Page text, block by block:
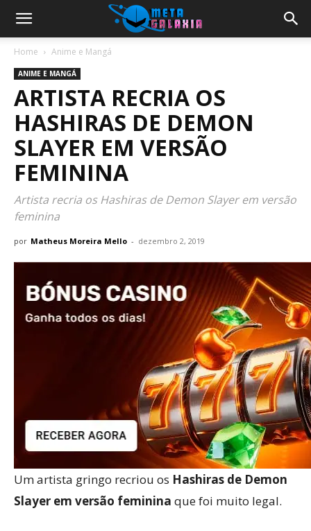
Home Anime e Mangá
ANIME E MANGÁ
ARTISTA RECRIA OS
HASHIRAS DE DEMON
SLAYER EM VERSÃO
FEMININA
Artista recria os Hashiras de Demon Slayer em versão
feminina
por Matheus Moreira Mello - dezembro 2, 2019
Um artista gringo recriou os Hashiras de Demon
Slayer em versão feminina que foi muito legal.